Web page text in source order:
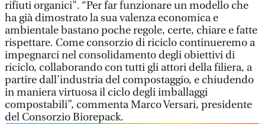
rifiuti organici". “Per far funzionare un modello che
ha già dimostrato la sua valenza economica e
ambientale bastano poche regole, certe, chiare e fatte
rispettare. Come consorzio di riciclo continueremo a
impegnarci nel consolidamento degli obiettivi di
riciclo, collaborando con tutti gli attori della filiera, a
partire dall’industria del compostaggio, e chiudendo
in maniera virtuosa il ciclo degli imballaggi
compostabili”, commenta Marco Versari, presidente
del Consorzio Biorepack.